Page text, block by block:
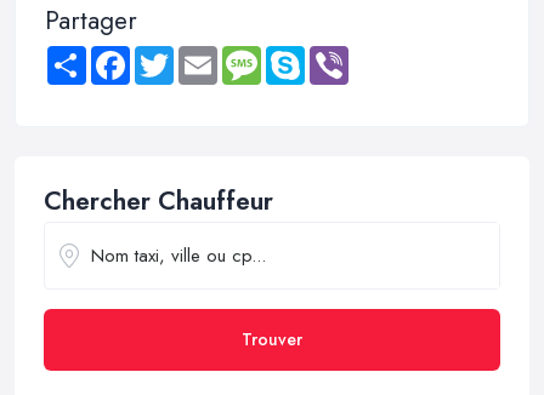
Partager
Share FacebookTwitter Email MessageSkype
Chercher Chauffeur
Trouver